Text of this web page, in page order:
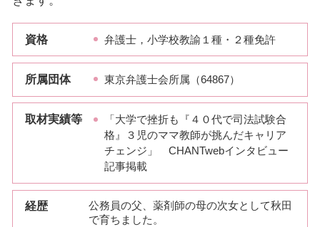
資格 弁護士，小学校教諭１種・２種免許
所属団体 東京弁護士会所属（64867）
取材実績等
「大学で挫折も『４０代で司法試験合
格』３児のママ教師が挑んだキャリア
チェンジ」 CHANTwebインタビュー
記事掲載
経歴
公務員の父、薬剤師の母の次女として秋田
で育ちました。